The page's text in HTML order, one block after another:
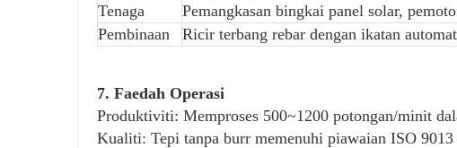
Tenaga
Pemangkasan bingkai panel solar,
Pembinaan
Ricir terbang rebar dengan ikatan
7. Faedah Operasi
Produktiviti: Memproses 500~1200 potongan/minit
Kualiti: Tepi tanpa burr memenuhi piawaian ISO 9013